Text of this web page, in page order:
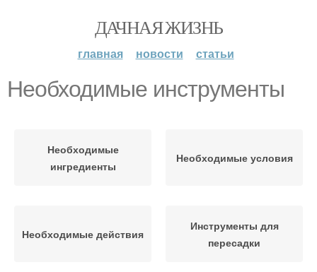
ДАЧНАЯ ЖИЗНЬ
главная новости статьи
Необходимые инструменты
Необходимые
ингредиенты
Необходимые условия
Необходимые действия
Инструменты для
пересадки